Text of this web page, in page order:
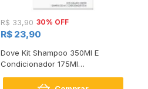
R$ 33,90 30% OFF
R$ 23,90
Dove Kit Shampoo 350Ml E
Condicionador 175Ml
Reconstrução + Aminoácido